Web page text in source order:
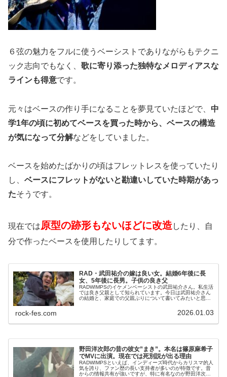
６弦の魅力をフルに使うベーシストでありながらもテクニ
ック志向でもなく、 歌に寄り添った独特なメロディアスな
ラインも得意です。
元々はベースの作り手になることを夢見ていたほどで、 中
学1年の頃に初めてベースを買った時から、ベースの構造
が気になって分解などをしていました。
ベースを始めたばかりの頃はフレットレスを使っていたり
し、 ベースにフレットがないと勘違いしていた時期があっ
たそうです。
現在では原型の跡形もないほどに改造したり、自
分で作ったベースを使用したりしてます。
RAD・武田祐介の嫁は良い女。結婚6年後に長
女、5年後に長男。子供の良き父
RADWIMPSのイケメンベーシストの武田祐介さん。私生活
では良き父親として知られています。今日は武田祐介さん
の結婚と、家庭での父親ぶりについて書いてみたいと思い
rock-fes.com 2026.01.03
野田洋次郎の昔の彼女”まき”。本名は篠原麻希子
でMVに出演。現在では死別説が出る理由
RADWIMPSといえば、インディーズ時代からカリスマ的人
気を誇り、ファン歴の長い支持者が多いのが特徴です。昔
からの情報共有が強いですが、特に有名なのが野田洋次郎